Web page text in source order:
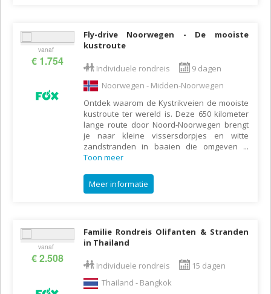
vanaf
€ 1.754
Fly-drive Noorwegen - De mooiste
kustroute
Individuele rondreis
9 dagen
Noorwegen - Midden-Noorwegen
Ontdek waarom de Kystrikveien de mooiste
kustroute ter wereld is. Deze 650 kilometer
lange route door Noord-Noorwegen brengt
je naar kleine vissersdorpjes en witte
zandstranden in baaien die omgeven ...
Toon meer
Meer informatie
vanaf
€ 2.508
Familie Rondreis Olifanten & Stranden
in Thailand
Individuele rondreis
15 dagen
Thailand - Bangkok